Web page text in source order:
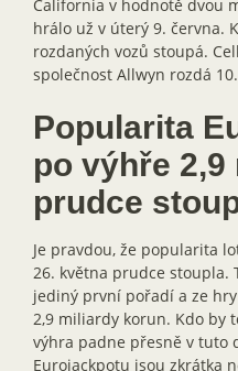
California v hodnotě dvou
hrálo už v úterý 9. června.
rozdaných vozů stoupá.
společnost Allwyn rozdá 10.
Popularita
po výhře
prudce
Je pravdou, že popularita
26. května prudce stoupla.
jediný první pořadí a ze
2,9 miliardy korun. Kdo by
výhra padne přesně v tuto
Eurojackpotu jsou zkrátka